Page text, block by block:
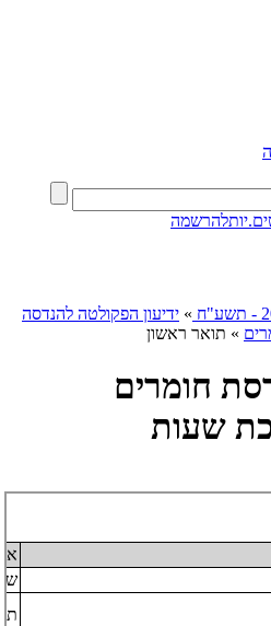
להרשמה
» ידיעון הפקולטה להנדסה
» תואר ראשון
חומרים
שעות